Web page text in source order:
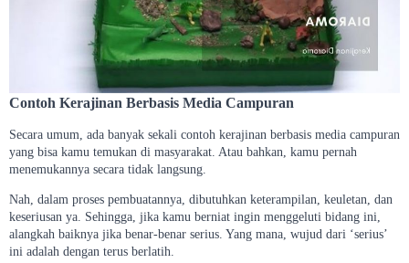
Contoh Kerajinan Berbasis Media Campuran
Secara umum, ada banyak sekali contoh kerajinan berbasis media campuran
yang bisa kamu temukan di masyarakat. Atau bahkan, kamu pernah
menemukannya secara tidak langsung.
Nah, dalam proses pembuatannya, dibutuhkan keterampilan, keuletan, dan
keseriusan ya. Sehingga, jika kamu berniat ingin menggeluti bidang ini,
alangkah baiknya jika benar-benar serius. Yang mana, wujud dari ‘serius’
ini adalah dengan terus berlatih.